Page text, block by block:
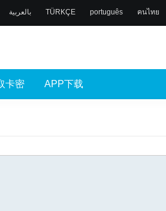
بالعربية TÜRKÇE português คนไทย
卡密 APP下载